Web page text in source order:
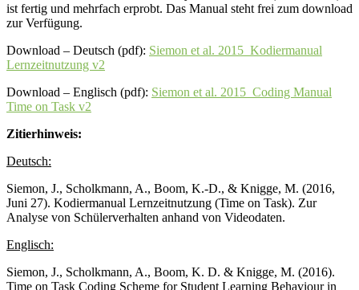
ist fertig und mehrfach erprobt. Das Manual steht frei zum download
zur Verfügung.
Download – Deutsch (pdf): Siemon et al. 2015_Kodiermanual
Lernzeitnutzung v2
Download – Englisch (pdf): Siemon et al. 2015_Coding Manual
Time on Task v2
Zitierhinweis:
Deutsch:
Siemon, J., Scholkmann, A., Boom, K.-D., & Knigge, M. (2016,
Juni 27). Kodiermanual Lernzeitnutzung (Time on Task). Zur
Analyse von Schülerverhalten anhand von Videodaten.
Englisch:
Siemon, J., Scholkmann, A., Boom, K. D. & Knigge, M. (2016).
Time on Task Coding Scheme for Student Learning Behaviour in